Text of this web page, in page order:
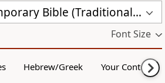
Chinese Contemporary Bible (Traditional) (CCBT)
Font Size
Hebrew/Greek Your Content